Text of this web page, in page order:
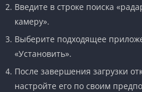
Введите в строке поиска
камеру».
Выберите подходящее
«Установить».
После завершения загрузки
настройте его по своим